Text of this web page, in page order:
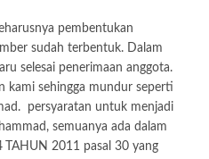
pembentukan
sudah terbentuk. Dalam
selesai penerimaan anggota.
kami sehingga mundur seperti
persyaratan untuk menjadi
semuanya ada dalam
TAHUN 2011 pasal 30 yang